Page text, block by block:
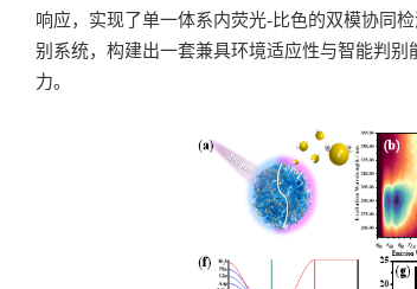
响应，实现了单一体系内荧光-比色的双模协同
别系统，构建出一套兼具环境适应性与智能判
力。